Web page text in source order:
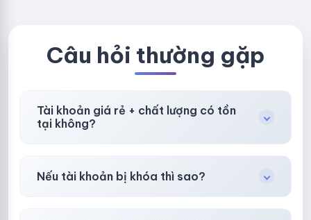
Câu hỏi thường gặp
Tài khoản giá rẻ + chất lượng có tồn
tại không?
ưu tiên chất lượng, bảo hành hơn là giá rẻ nhất.
Nếu tài khoản bị khóa thì sao?